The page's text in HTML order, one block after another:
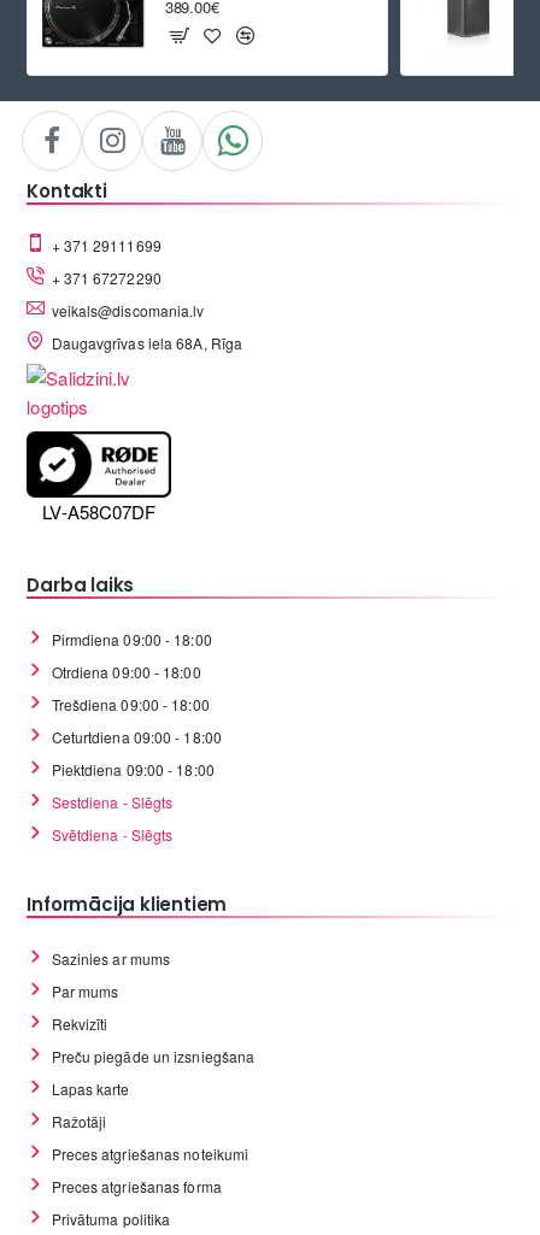
389.00€
Kontakti
+ 371 29111699
+ 371 67272290
veikals@discomania.lv
Daugavgrīvas iela 68A, Rīga
LV-A58C07DF
Darba laiks
Pirmdiena 09:00 - 18:00
Otrdiena 09:00 - 18:00
Trešdiena 09:00 - 18:00
Ceturtdiena 09:00 - 18:00
Piektdiena 09:00 - 18:00
Sestdiena - Slēgts
Svētdiena - Slēgts
Informācija klientiem
Sazinies ar mums
Par mums
Rekvizīti
Preču piegāde un izsniegšana
Lapas karte
Ražotāji
Preces atgriešanas noteikumi
Preces atgriešanas forma
Privātuma politika